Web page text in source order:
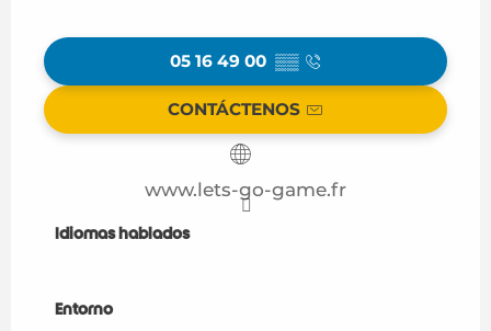
05 16 49 00 ▒▒
CONTÁCTENOS
www.lets-go-game.fr
Idiomas hablados
Idiomas hablados
Entorno
Entorno